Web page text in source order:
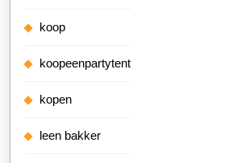
koop
koopeenpartytent
kopen
leen bakker